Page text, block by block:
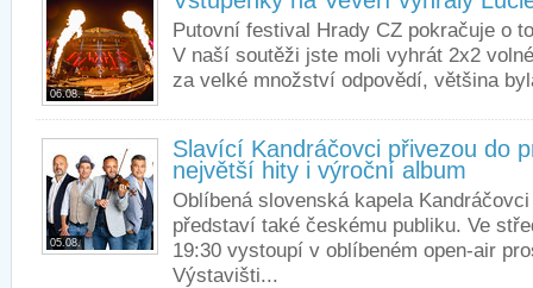
06.08.
Putovní festival Hrady CZ pokračuje o
V naší soutěži jste moli vyhrát 2x2
za velké množství odpovědí, většina
05.08.
Slavící Kandráčovci přivezou do
největší hity i výroční album
Oblíbená slovenská kapela
představí také českému publiku. Ve
19:30 vystoupí v oblíbeném open-air
Výstavišti...